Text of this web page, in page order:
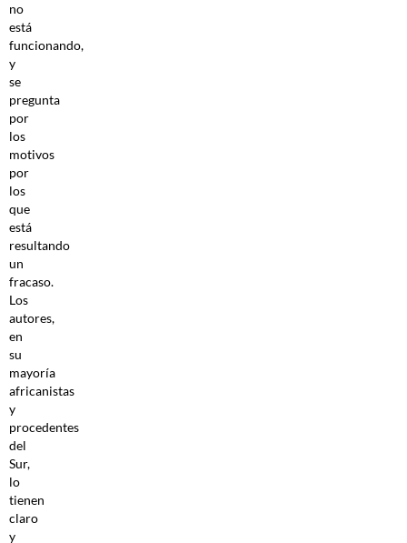
no
está
funcionando,
y
se
pregunta
por
los
motivos
por
los
que
está
resultando
un
fracaso.
Los
autores,
en
su
mayoría
africanistas
y
procedentes
del
Sur,
lo
tienen
claro
y